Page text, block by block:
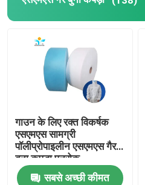
गाउन के लिए रक्त विकर्षक
एसएमएस सामग्री
पॉलीप्रोपाइलीन एसएमएस गैर
बुना कपड़ा पनरोक
बायोडिग्रेडेबल एसएमएस Tela
सबसे अच्छी कीमत